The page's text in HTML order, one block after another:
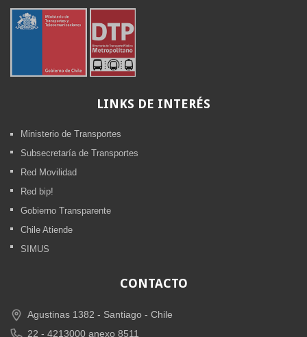
LINKS DE INTERÉS
Ministerio de Transportes
Subsecretaría de Transportes
Red Movilidad
Red bip!
Gobierno Transparente
Chile Atiende
SIMUS
CONTACTO
Agustinas 1382 - Santiago - Chile
22 - 4213000 anexo 8511